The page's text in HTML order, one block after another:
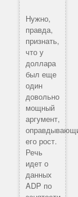
Нужно,
правда,
признать,
что у
доллара
был еще
один
довольно
мощный
аргумент,
его рост.
Речь
идет о
данных
ADP по